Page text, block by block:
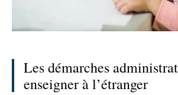
Les démarches
enseigner à l’étranger